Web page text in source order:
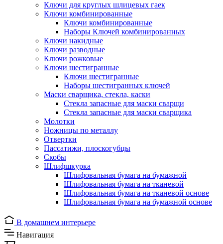
Ключи для круглых шлицевых гаек
Ключи комбинированные
Ключи комбинированные
Наборы Ключей комбинированных
Ключи накидные
Ключи разводные
Ключи рожковые
Ключи шестигранные
Ключи шестигранные
Наборы шестигранных ключей
Маски сварщика, стекла, каски
Стекла запасные для маски сварщи
Стекла запасные для маски сварщика
Молотки
Ножницы по металлу
Отвертки
Пассатижи, плоскогубцы
Скобы
Шлифшкурка
Шлифовальная бумага на бумажной
Шлифовальная бумага на тканевой
Шлифовальная бумага на тканевой основе
Шлифовальная бумага на бумажной основе
В домашнем интерьере
Навигация